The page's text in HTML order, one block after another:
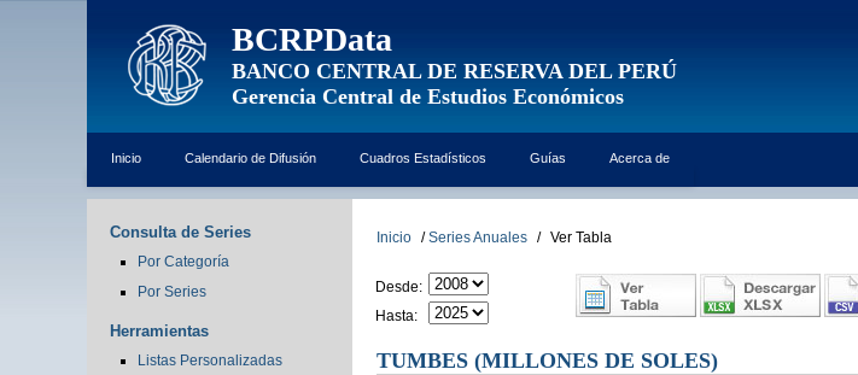
BCRPData
BANCO CENTRAL DE RESERVA DEL PERÚ
Gerencia Central de Estudios Económicos
Inicio Calendario de Difusión Cuadros Estadísticos Guías Acerca de
Consulta de Series
Por Categoría
Por Series
Herramientas
Listas Personalizadas
Inicio / Series Anuales / Ver Tabla
Desde:
Hasta:
TUMBES (MILLONES DE SOLES)